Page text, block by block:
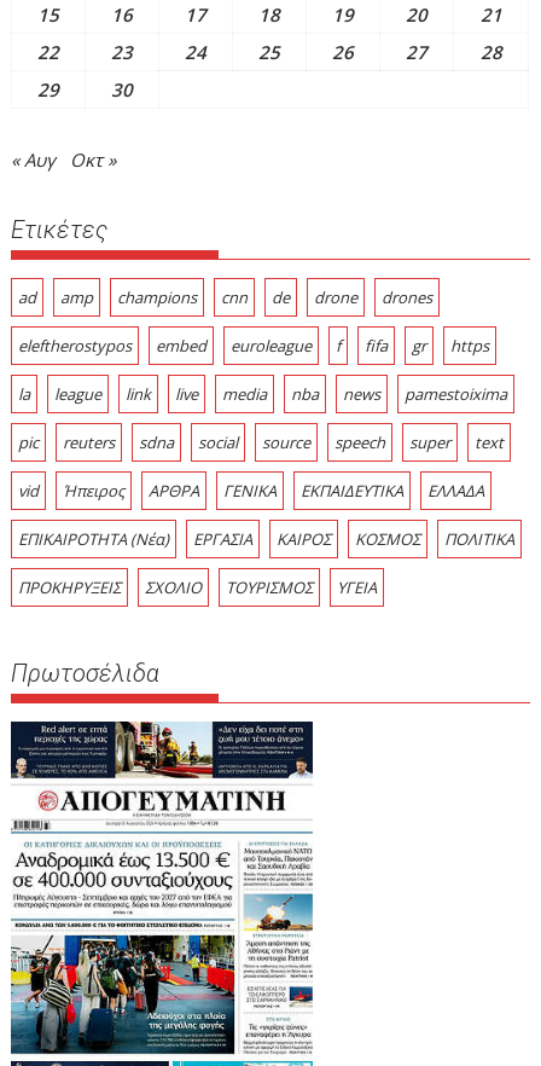
15
16 17 18 19 20
21
22
23 24 25 26 27
28
29
30
« Αυγ Οκτ »
Ετικέτες
ad amp champions cnn de drone drones
eleftherostypos embed euroleague f fifa gr https
la league link live media nba news pamestoixima
pic reuters sdna social source speech super text
vid Ήπειρος ΑΡΘΡΑ ΓΕΝΙΚΑ ΕΚΠΑΙΔΕΥΤΙΚΑ ΕΛΛΑΔΑ
ΕΠΙΚΑΙΡΟΤΗΤΑ (Νέα) ΕΡΓΑΣΙΑ ΚΑΙΡΟΣ ΚΟΣΜΟΣ ΠΟΛΙΤΙΚΑ
ΠΡΟΚΗΡΥΞΕΙΣ ΣΧΟΛΙΟ ΤΟΥΡΙΣΜΟΣ ΥΓΕΙΑ
Πρωτοσέλιδα